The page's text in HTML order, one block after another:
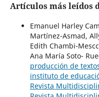
Artículos más leídos
Emanuel Harley
Martínez-Asmad,
Edith Chambi-
Ana María Soto-
producción de
instituto de
Revista